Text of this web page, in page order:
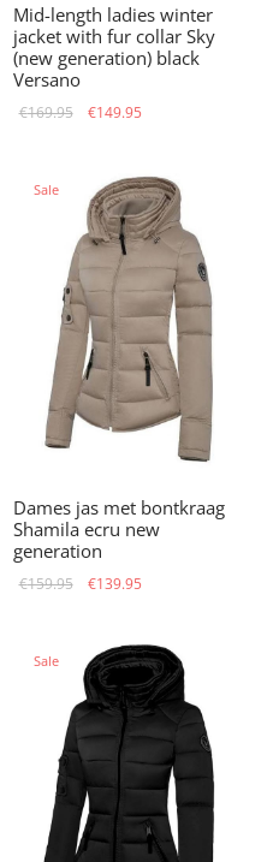
Mid-length ladies winter
jacket with fur collar Sky
(new generation) black
Versano
€169.95
Original
€169.95.
€149.95
Sale
Dames jas met bontkraag
Shamila ecru new
generation
€159.95
Original
was:
€159.95.
€139.95
€139.95.
Sale